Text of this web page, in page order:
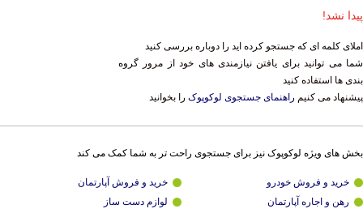
پیدا نشد!
املای کلمه ای که جستجو کرده اید را دوباره بررسی کنید
شما می توانید برای یافتن نیازمندی های خود از مرور گروه
بندی ها استفاده کنید
پیشنهاد می کنیم راهنمای جستجوی لوکوپوک را بخوانید
بخش های ویژه لوکوپوک نیز برای جستجوی راحت تر به شما کمک می کند
خرید و فروش خودرو
خرید و فروش آپارتمان
رهن و اجاره آپارتمان
لوازم دست ساز